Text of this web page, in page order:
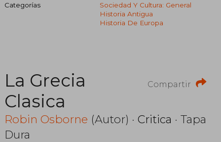
Categorías
Sociedad Y Cultura: General
Historia Antigua
Historia De Europa
Compartir
La Grecia
Clasica
Robin Osborne (Autor) · Critica · Tapa
Dura